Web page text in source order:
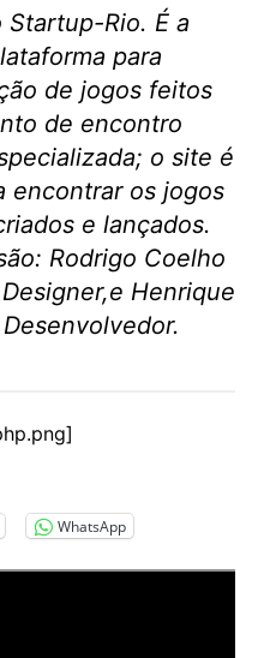
Startup-Rio. É a
para
de jogos feitos
de encontro
o site é
encontrar os jogos
e lançados.
Rodrigo Coelho
Henrique
WhatsApp